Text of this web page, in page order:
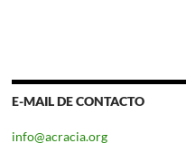
E-MAIL DE CONTACTO
info@acracia.org